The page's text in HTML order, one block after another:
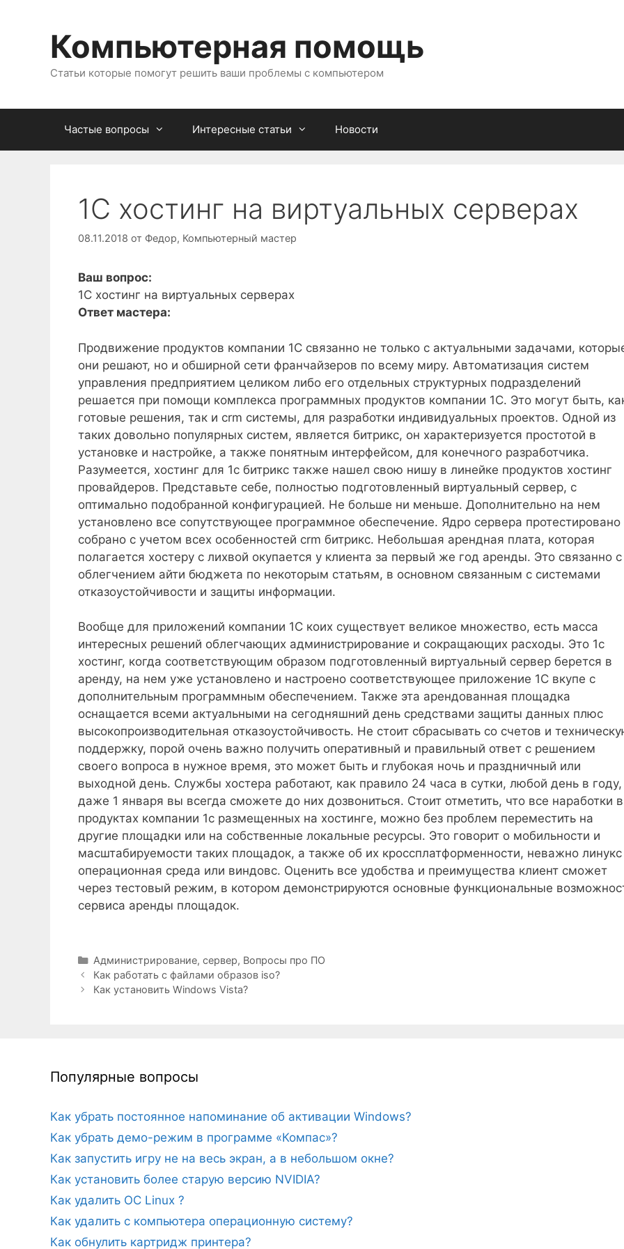
содержимомуКомпьютерная помощь
Статьи которые помогут решить ваши проблемы с компьютером
Частые вопросы Интересные статьи Новости
1С хостинг на виртуальных серверах
08.11.2018 от Федор, Компьютерный мастер
Ваш вопрос:
1С хостинг на виртуальных серверах
Ответ мастера:
Продвижение продуктов компании 1С связанно не только с актуальными задачами,
они решают, но и обширной сети франчайзеров по всему миру. Автоматизация систем
управления предприятием целиком либо его отдельных структурных подразделений
решается при помощи комплекса программных продуктов компании 1С. Это могут быть,
готовые решения, так и crm системы, для разработки индивидуальных проектов. Одной из
таких довольно популярных систем, является битрикс, он характеризуется простотой в
установке и настройке, а также понятным интерфейсом, для конечного разработчика.
Разумеется, хостинг для 1c битрикс также нашел свою нишу в линейке продуктов хостинг
провайдеров. Представьте себе, полностью подготовленный виртуальный сервер, с
оптимально подобранной конфигурацией. Не больше ни меньше. Дополнительно на нем
установлено все сопутствующее программное обеспечение. Ядро сервера протестировано
собрано с учетом всех особенностей crm битрикс. Небольшая арендная плата, которая
полагается хостеру с лихвой окупается у клиента за первый же год аренды. Это связанно с
облегчением айти бюджета по некоторым статьям, в основном связанным с системами
отказоустойчивости и защиты информации.
Вообще для приложений компании 1С коих существует великое множество, есть масса
интересных решений облегчающих администрирование и сокращающих расходы. Это 1с
хостинг, когда соответствующим образом подготовленный виртуальный сервер берется в
аренду, на нем уже установлено и настроено соответствующее приложение 1С вкупе с
дополнительным программным обеспечением. Также эта арендованная площадка
оснащается всеми актуальными на сегодняшний день средствами защиты данных плюс
высокопроизводительная отказоустойчивость. Не стоит сбрасывать со счетов и
поддержку, порой очень важно получить оперативный и правильный ответ с решением
своего вопроса в нужное время, это может быть и глубокая ночь и праздничный или
выходной день. Службы хостера работают, как правило 24 часа в сутки, любой день в году,
даже 1 января вы всегда сможете до них дозвониться. Стоит отметить, что все наработки в
продуктах компании 1с размещенных на хостинге, можно без проблем переместить на
другие площадки или на собственные локальные ресурсы. Это говорит о мобильности и
масштабируемости таких площадок, а также об их кроссплатформенности, неважно линукс
операционная среда или виндовс. Оценить все удобства и преимущества клиент сможет
через тестовый режим, в котором демонстрируются основные функциональные
сервиса аренды площадок.
Рубрики
Администрирование, сервер, Вопросы про ПО
Как работать с файлами образов iso?
Как установить Windows Vista?
Популярные вопросы
Как убрать постоянное напоминание об активации Windows?
Как убрать демо-режим в программе «Компас»?
Как запустить игру не на весь экран, а в небольшом окне?
Как установить более старую версию NVIDIA?
Как удалить ОС Linux ?
Как удалить с компьютера операционную систему?
Как обнулить картридж принтера?